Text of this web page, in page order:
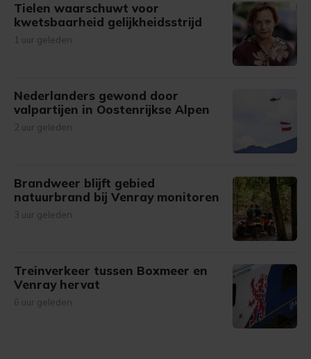
Tielen waarschuwt voor
kwetsbaarheid gelijkheidsstrijd
1 uur geleden
Nederlanders gewond door
valpartijen in Oostenrijkse Alpen
2 uur geleden
Brandweer blijft gebied
natuurbrand bij Venray monitoren
3 uur geleden
Treinverkeer tussen Boxmeer en
Venray hervat
6 uur geleden